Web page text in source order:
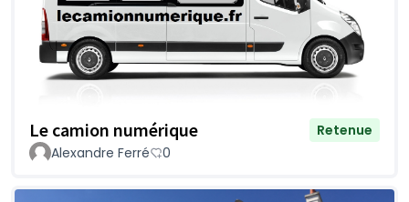
Le camion numérique
Retenue
Alexandre Ferré
0